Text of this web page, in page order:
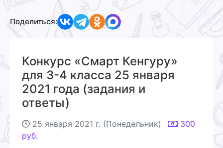
Поделиться:
Конкурс «Смарт Кенгуру»
для 3-4 класса 25 января
2021 года (задания и
ответы)
25 января 2021 г. (Понедельник)
300
руб.